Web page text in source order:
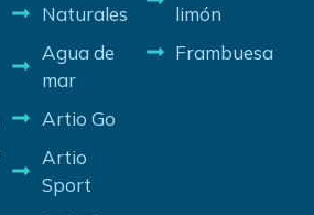
Naturales
Agua de
mar
Artio Go
Artio
Sport
limón
Frambuesa